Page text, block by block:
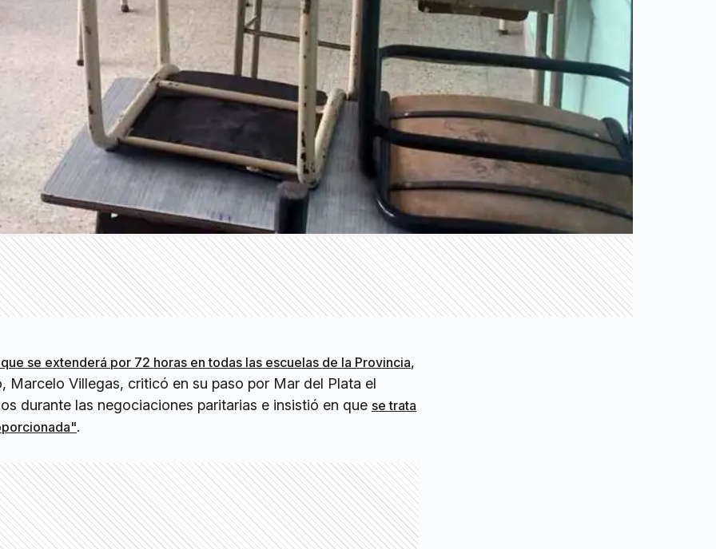
se extenderá por 72 horas en todas las escuelas de la Provincia,
Marcelo Villegas, criticó en su paso por Mar del Plata el
durante las negociaciones paritarias e insistió en que se trata
.